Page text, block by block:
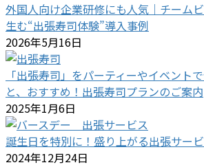
外国人向け企業研修にも人気｜チーム
生む“出張寿司体験”導入事例
2026年5月16日
「出張寿司」をパーティーやイベント
と、おすすめ！出張寿司プランのご案内
2025年1月6日
誕生日を特別に！盛り上がる出張サー
2024年12月24日